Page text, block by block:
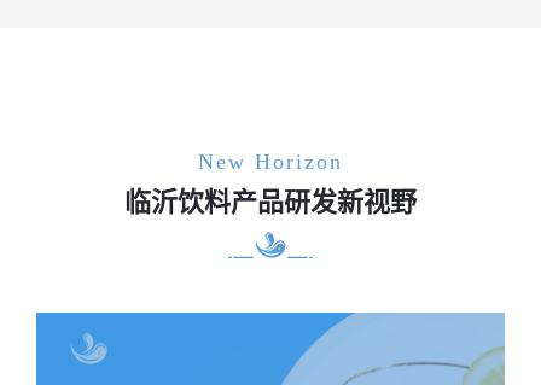
New Horizon
临沂饮料产品研发新视野